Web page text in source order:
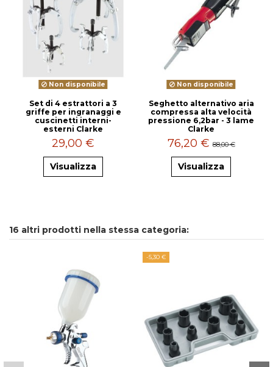
Non disponibile
Set di 4 estrattori a 3
griffe per ingranaggi e
cuscinetti interni-
esterni Clarke
29,00 €
Visualizza
Non disponibile
Seghetto alternativo aria
compressa alta velocità
pressione 6,2bar - 3 lame
Clarke
76,20 €88,00 €
Visualizza
16 altri prodotti nella stessa categoria:
-5,30 €